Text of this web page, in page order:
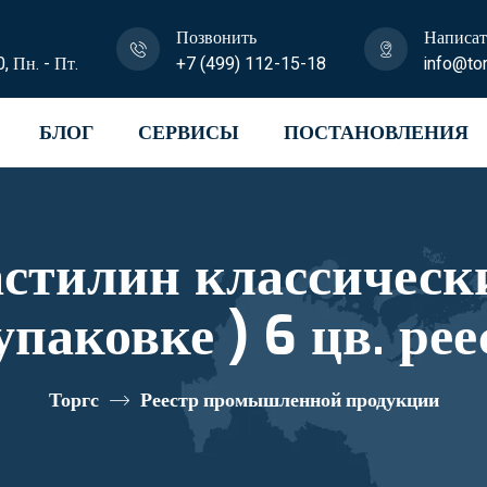
Пн. - Пт.
Позвонить
+7 (499) 112-15-18
БЛОГ СЕРВИСЫ ПОСТАНОВЛЕНИЯ
LMC-0106
номер
10335423
Торгс Реестр промышленной продукции